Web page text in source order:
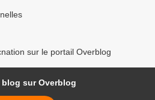
sur le portail Overblog
blog sur Overblog